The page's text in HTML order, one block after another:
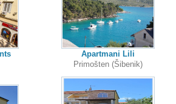
Apartmani Lili
Primošten (Šibenik)